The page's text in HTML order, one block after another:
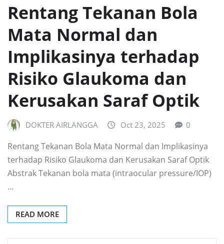
Rentang Tekanan Bola
Mata Normal dan
Implikasinya terhadap
Risiko Glaukoma dan
Kerusakan Saraf Optik
DOKTER AIRLANGGA Oct 23, 2025 0
Rentang Tekanan Bola Mata Normal dan Implikasinya
terhadap Risiko Glaukoma dan Kerusakan Saraf Optik
Abstrak Tekanan bola mata (intraocular pressure/IOP)
…
READ MORE